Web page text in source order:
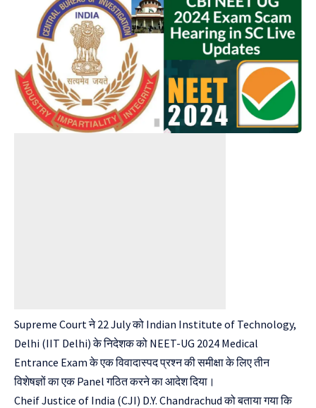
Supreme Court ने 22 July को Indian Institute of Technology,
Delhi (IIT Delhi) के निदेशक को NEET-UG 2024 Medical
Entrance Exam के एक विवादास्पद प्रश्न की समीक्षा के लिए तीन
विशेषज्ञों का एक Panel गठित करने का आदेश दिया।
Cheif Justice of India (CJI) D.Y. Chandrachud को बताया गया कि